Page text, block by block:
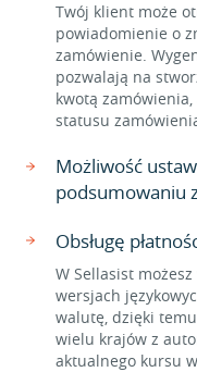
Twój klient może
powiadomienie o
zamówienie.
pozwalają na
kwotą
statusu
Możliwość
podsumowaniu
Obsługę
W Sellasist
wersjach
walutę, dzięki
wielu krajów z
aktualnego kursu